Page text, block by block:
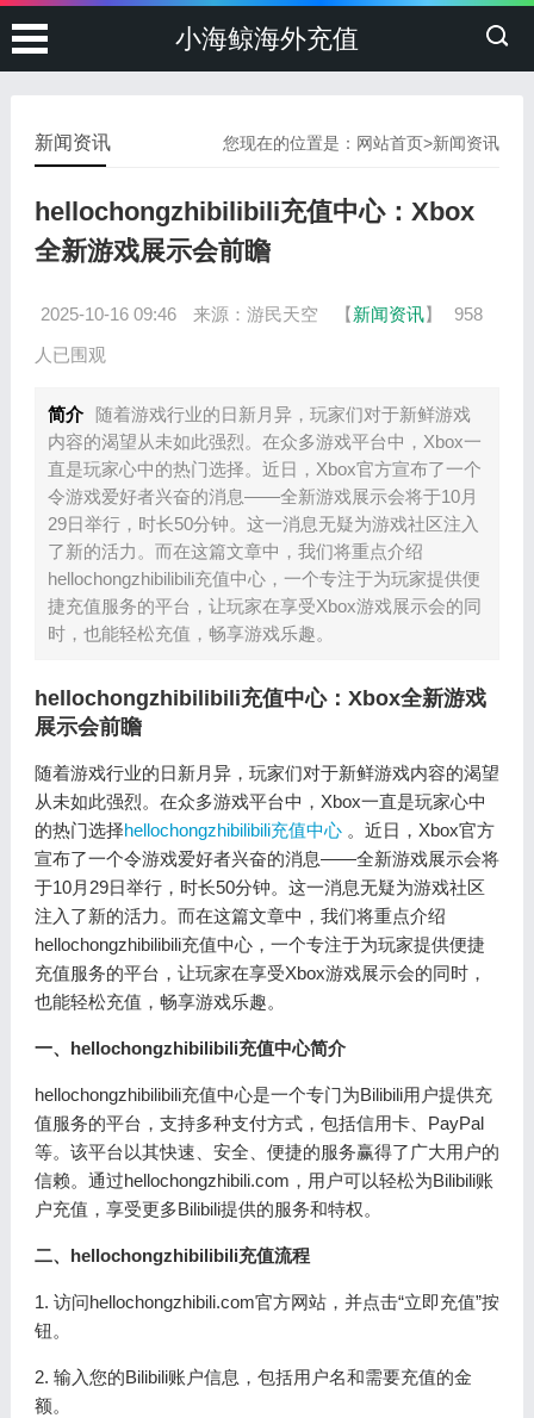
小海鲸海外充值
您现在的位置是： 网站首页>新闻资讯
新闻资讯
hellochongzhibilibili充值中心：Xbox
全新游戏展示会前瞻
2025-10-16 09:46 来源：游民天空 【新闻资讯】
958
人已围观
简介
随着游戏行业的日新月异，玩家们对于新鲜游戏
内容的渴望从未如此强烈。在众多游戏平台中，Xbox一
直是玩家心中的热门选择。近日，Xbox官方宣布了一个
令游戏爱好者兴奋的消息——全新游戏展示会将于10月
29日举行，时长50分钟。这一消息无疑为游戏社区注入
了新的活力。而在这篇文章中，我们将重点介绍
hellochongzhibilibili充值中心，一个专注于为玩家提供便
捷充值服务的平台，让玩家在享受Xbox游戏展示会的同
时，也能轻松充值，畅享游戏乐趣。
hellochongzhibilibili充值中心：Xbox全新游戏
展示会前瞻
随着游戏行业的日新月异，玩家们对于新鲜游戏内容的渴望
从未如此强烈。在众多游戏平台中，Xbox一直是玩家心中
的热门选择hellochongzhibilibili充值中心。近日，Xbox官方
宣布了一个令游戏爱好者兴奋的消息——全新游戏展示会将
于10月29日举行，时长50分钟。这一消息无疑为游戏社区
注入了新的活力。而在这篇文章中，我们将重点介绍
hellochongzhibilibili充值中心，一个专注于为玩家提供便捷
充值服务的平台，让玩家在享受Xbox游戏展示会的同时，
也能轻松充值，畅享游戏乐趣。
一、hellochongzhibilibili充值中心简介
hellochongzhibilibili充值中心是一个专门为Bilibili用户提供充
值服务的平台，支持多种支付方式，包括信用卡、PayPal
等。该平台以其快速、安全、便捷的服务赢得了广大用户的
信赖。通过hellochongzhibili.com，用户可以轻松为Bilibili账
户充值，享受更多Bilibili提供的服务和特权。
二、hellochongzhibilibili充值流程
1. 访问hellochongzhibili.com官方网站，并点击“立即充值”按
钮。
2. 输入您的Bilibili账户信息，包括用户名和需要充值的金
额。